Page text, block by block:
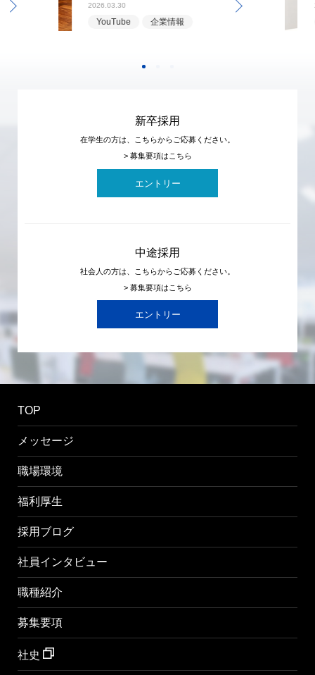
2026.03.30
YouTube 企業情報
新卒採用
在学生の方は、こちらからご応募ください。
> 募集要項はこちら
エントリー
中途採用
社会人の方は、こちらからご応募ください。
> 募集要項はこちら
エントリー
TOP
メッセージ
職場環境
福利厚生
採用ブログ
社員インタビュー
職種紹介
募集要項
社史